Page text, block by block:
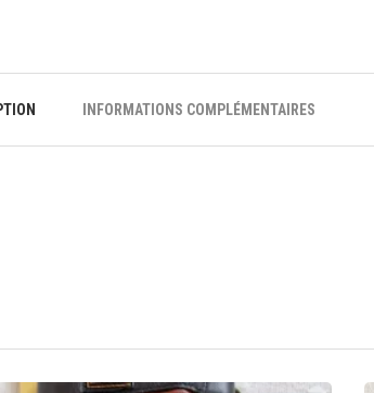
INFORMATIONS COMPLÉMENTAIRES